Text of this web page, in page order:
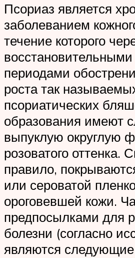
Псориаз является
заболеванием
течение которого
периодами
роста так
псориатических
образования имеют
выпуклую округлую
розоватого оттенка.
правило,
или сероватой
ороговевшей кожи.
предпосылками для
болезни (согласно
являются